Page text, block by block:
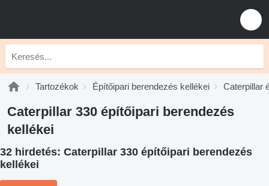
Tartozékok Építőipari berendezés kellékei Caterpillar
Caterpillar 330 építőipari berendezés
kellékei
32 hirdetés: Caterpillar 330 építőipari berendezés
kellékei